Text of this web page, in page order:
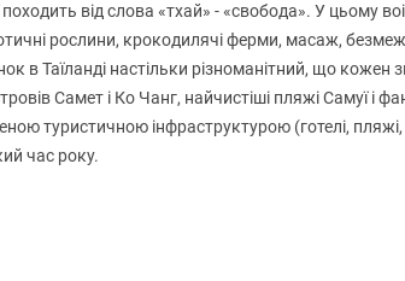
від слова «тхай» - «свобода». У цьому
рослини, крокодилячі ферми, масаж,
в Таїланді настільки різноманітний, що
Самет і Ко Чанг, найчистіші пляжі Самуї і
туристичною інфраструктурою (готелі, пляжі,
час року.